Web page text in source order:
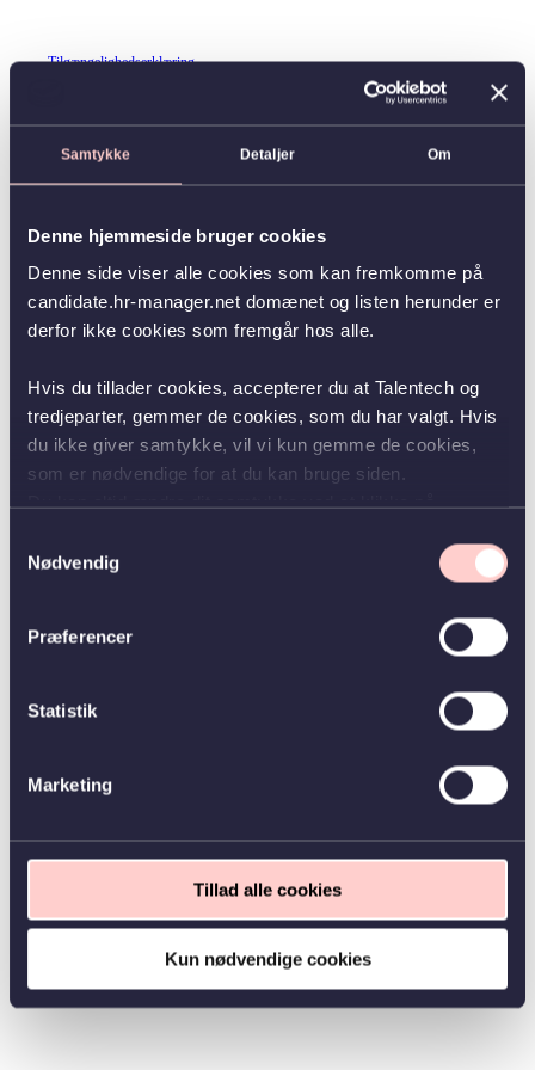
Samtykke Detaljer Om
Denne hjemmeside bruger cookies
Denne side viser alle cookies som kan fremkomme på
candidate.hr-manager.net domænet og listen herunder er
derfor ikke cookies som fremgår hos alle.
Hvis du tillader cookies, accepterer du at Talentech og
tredjeparter, gemmer de cookies, som du har valgt. Hvis
du ikke giver samtykke, vil vi kun gemme de cookies,
som er nødvendige for at du kan bruge siden.
Nødvendig
Præferencer
Statistik
Marketing
Tillad alle cookies
Kun nødvendige cookies
Tilgængelighedserklæring